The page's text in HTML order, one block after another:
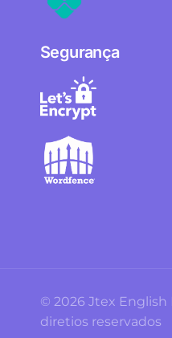
Segurança
© 2026 Jtex English
diretios reservados